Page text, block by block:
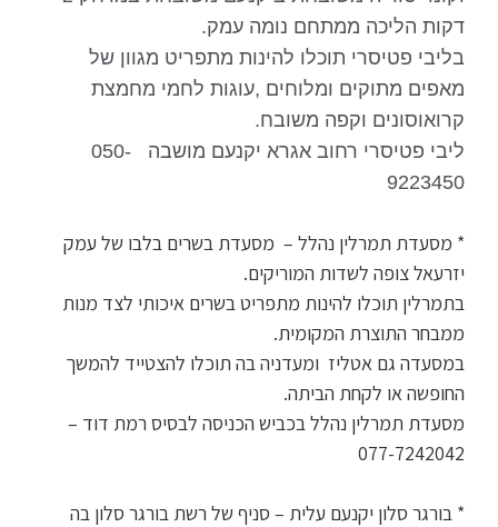
דקות הליכה ממתחם נומה עמק.
בליבי פטיסרי תוכלו להינות מתפריט מגוון של
מאפים מתוקים ומלוחים ,עוגות לחמי מחמצת
קרואוסונים וקפה משובח.
ליבי פטיסרי רחוב אגרא יקנעם מושבה 050-
9223450
* מסעדת תמרלין נהלל – מסעדת בשרים בלבו של עמק
יזרעאל צופה לשדות המוריקים.
בתמרלין תוכלו להינות מתפריט בשרים איכותי לצד מנות
ממבחר התוצרת המקומית.
במסעדה גם אטליז ומעדניה בה תוכלו להצטייד להמשך
החופשה או לקחת הביתה.
מסעדת תמרלין נהלל בכביש הכניסה לבסיס רמת דוד –
077-7242042
* בורגר סלון יקנעם עלית – סניף של רשת בורגר סלון בה